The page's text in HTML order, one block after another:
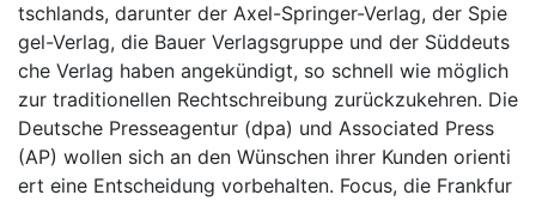
tschlands, darunter der Axel-Springer-Verlag, der Spie
gel-Verlag, die Bauer Verlagsgruppe und der Süddeuts
che Verlag haben angekündigt, so schnell wie möglich
zur traditionellen Rechtschreibung zurückzukehren. Die
Deutsche Presseagentur (dpa) und Associated Press
(AP) wollen sich an den Wünschen ihrer Kunden orienti
ert eine Entscheidung vorbehalten. Focus, die Frankfur